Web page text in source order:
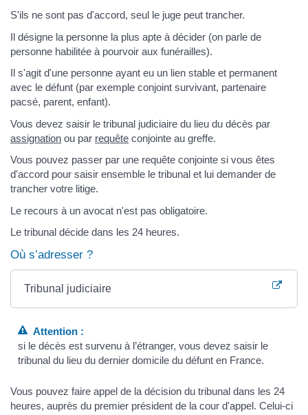
S'ils ne sont pas d'accord, seul le juge peut trancher.
Il désigne la personne la plus apte à décider (on parle de
personne habilitée à pourvoir aux funérailles).
Il s'agit d'une personne ayant eu un lien stable et permanent
avec le défunt (par exemple conjoint survivant, partenaire
pacsé, parent, enfant).
Vous devez saisir le tribunal judiciaire du lieu du décès par
assignation ou par requête conjointe au greffe.
Vous pouvez passer par une requête conjointe si vous êtes
d'accord pour saisir ensemble le tribunal et lui demander de
trancher votre litige.
Le recours à un avocat n'est pas obligatoire.
Le tribunal décide dans les 24 heures.
Où s’adresser ?
Tribunal judiciaire
Attention :
si le décès est survenu à l’étranger, vous devez saisir le
tribunal du lieu du dernier domicile du défunt en France.
Vous pouvez faire appel de la décision du tribunal dans les 24
heures, auprès du premier président de la cour d'appel. Celui-ci